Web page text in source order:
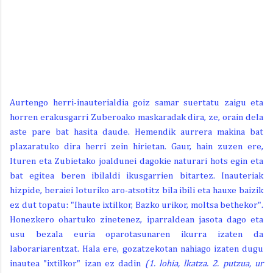
Aurtengo herri-inauterialdia goiz samar suertatu zaigu eta
horren erakusgarri Zuberoako maskaradak dira, ze, orain dela
aste pare bat hasita daude. Hemendik aurrera makina bat
plazaratuko dira herri zein hirietan. Gaur, hain zuzen ere,
Ituren eta Zubietako joaldunei dagokie naturari hots egin eta
bat egitea beren ibilaldi ikusgarrien bitartez. Inauteriak
hizpide, beraiei loturiko aro-atsotitz bila ibili eta hauxe baizik
ez dut topatu: "Ihaute ixtilkor, Bazko urikor, moltsa bethekor".
Honezkero ohartuko zinetenez, iparraldean jasota dago eta
usu bezala euria oparotasunaren ikurra izaten da
laborariarentzat. Hala ere, gozatzekotan nahiago izaten dugu
inautea "ixtilkor" izan ez dadin (1. lohia, lkatza. 2. putzua, ur